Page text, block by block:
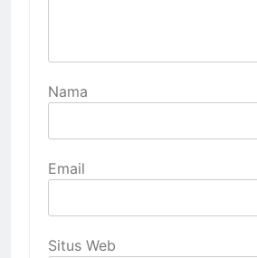
Nama
Email
Situs Web